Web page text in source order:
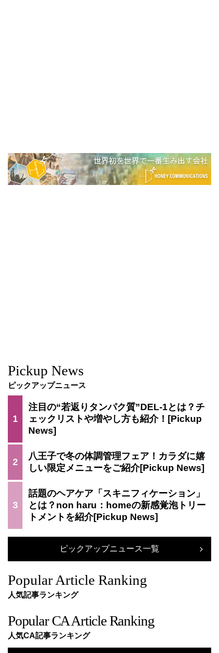
Pickup News
ピックアップニュース
1
注目の“若返りタンパク質”DEL-1とは？チ
ェックリストや増やし方も紹介！
2
八王子で冬の体調管理フェア！カラダに嬉
しい限定メニューをご紹介
3
話題のヘアケア「スキニフィケーション」
とは？non haru：homeの新感覚泡トリー
トメントを紹介
ピックアップニュース一覧
Popular Article Ranking
人気記事ランキング
Popular CA Article Ranking
人気CA記事ランキング